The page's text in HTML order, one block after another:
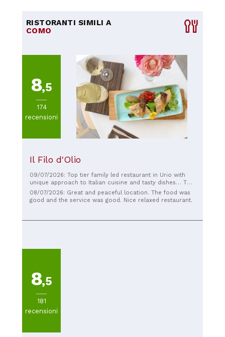
RISTORANTI SIMILI A
COMO
8,5
174
recensioni
Il Filo d'Olio
09/07/2026: Top tier family led restaurant in Urio with
unique approach to Italian cuisine and tasty dishes… The
fish was incredible!
08/07/2026: Great and peaceful location. The food was
good and the service was good. Nice relaxed restaurant.
8,5
181
recensioni